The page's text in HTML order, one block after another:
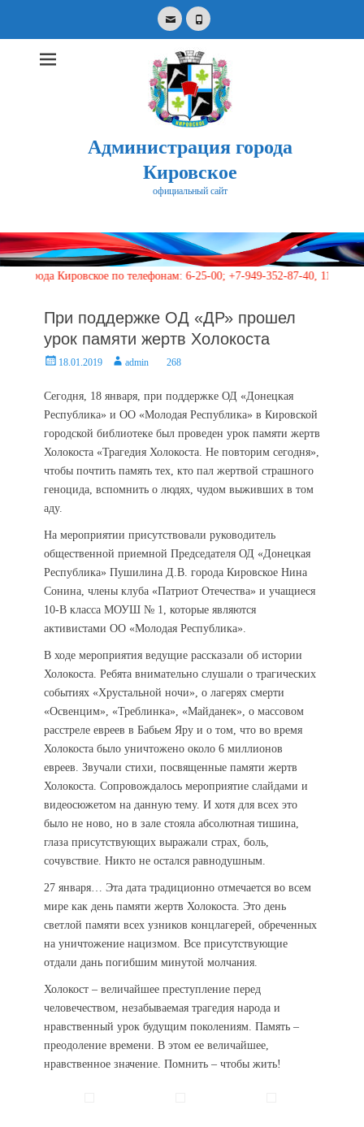
EmailPhone
Администрация города
Кировское
официальный сайт
for:
Кировское по телефонам: 6-25-00; +7-949-352-87-40, 113
При поддержке ОД «ДР» прошел
урок памяти жертв Холокоста
Posted18.01.2019 Authoradmin 268
Сегодня, 18 января, при поддержке ОД «Донецкая
Республика» и ОО «Молодая Республика» в Кировской
городской библиотеке был проведен урок памяти жертв
Холокоста «Трагедия Холокоста. Не повторим сегодня»,
чтобы почтить память тех, кто пал жертвой страшного
геноцида, вспомнить о людях, чудом выживших в том
аду.
На мероприятии присутствовали руководитель
общественной приемной Председателя ОД «Донецкая
Республика» Пушилина Д.В. города Кировское Нина
Сонина, члены клуба «Патриот Отечества» и учащиеся
10-В класса МОУШ № 1, которые являются
активистами ОО «Молодая Республика».
В ходе мероприятия ведущие рассказали об истории
Холокоста. Ребята внимательно слушали о трагических
событиях «Хрустальной ночи», о лагерях смерти
«Освенцим», «Треблинка», «Майданек», о массовом
расстреле евреев в Бабьем Яру и о том, что во время
Холокоста было уничтожено около 6 миллионов
евреев. Звучали стихи, посвященные памяти жертв
Холокоста. Сопровождалось мероприятие слайдами и
видеосюжетом на данную тему. И хотя для всех это
было не ново, но в зале стояла абсолютная тишина,
глаза присутствующих выражали страх, боль,
сочувствие. Никто не остался равнодушным.
27 января… Эта дата традиционно отмечается во всем
мире как день памяти жертв Холокоста. Это день
светлой памяти всех узников концлагерей, обреченных
на уничтожение нацизмом. Все присутствующие
отдали дань погибшим минутой молчания.
Холокост – величайшее преступление перед
человечеством, незабываемая трагедия народа и
нравственный урок будущим поколениям. Память –
преодоление времени. В этом ее величайшее,
нравственное значение. Помнить – чтобы жить!